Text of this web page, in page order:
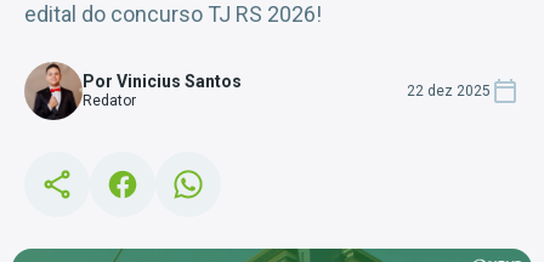
edital do concurso TJ RS 2026!
Por Vinicius Santos
Redator
22 dez 2025